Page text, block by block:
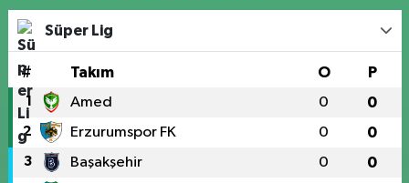
Süper Lig
# Takım O P
1 Amed 0 0
2 Erzurumspor FK 0 0
3 Başakşehir 0 0